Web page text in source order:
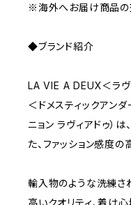
※海外へお届け商品の
◆ブランド紹介
LA VIE A DEUX＜ラヴ
＜ドメスティックアン
ニョン ラヴィアドゥ）
た、ファッション感度の
輸入物のような洗練さ
高いクオリティ、着け